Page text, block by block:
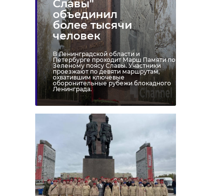
Славы"
объединил
более тысячи
человек
В Ленинградской области и
Петербурге проходит Марш Памяти по
Зеленому поясу Славы. Участники
проезжают по девяти маршрутам,
охватившим ключевые
оборонительные рубежи блокадного
Ленинграда.